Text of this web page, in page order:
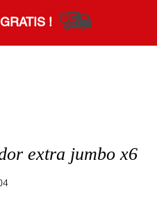
!
extra jumbo x6